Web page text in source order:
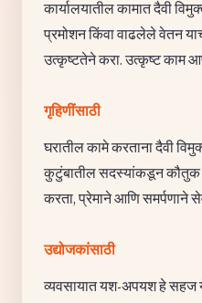
कार्यालयातील कामात दैवी
प्रमोशन किंवा वाढलेले वेतन
उत्कृष्टतेने करा. उत्कृष्ट
गृहिणींसाठी
घरातील कामे करताना दैवी
कुटुंबातील सदस्यांकडून कौतुक
करता, प्रेमाने आणि समर्पणाने
उद्योजकांसाठी
व्यवसायात यश-अपयश हे सहज